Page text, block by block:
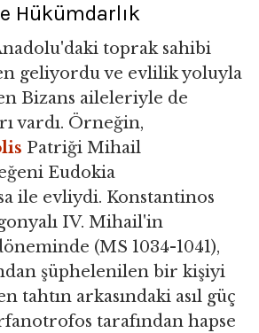
Hükümdarlık
toprak sahibi
geliyordu ve evlilik yoluyla
Bizans aileleriyle de
vardı. Örneğin,
Patriği Mihail
Eudokia
ile evliydi. Konstantinos
IV. Mihail'in
(MS 1034-1041),
şüphelenilen bir kişiyi
tahtın arkasındaki asıl güç
tarafından hapse